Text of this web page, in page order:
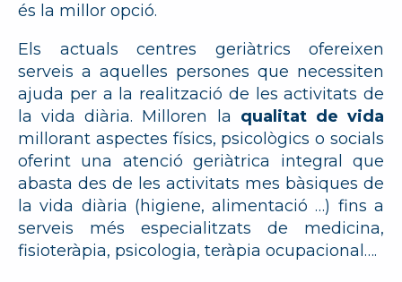
és la millor opció.
Els actuals centres geriàtrics ofereixen
serveis a aquelles persones que necessiten
ajuda per a la realització de les activitats de
la vida diària. Milloren la qualitat de vida
millorant aspectes físics, psicològics o socials
oferint una atenció geriàtrica integral que
abasta des de les activitats mes bàsiques de
la vida diària (higiene, alimentació …) fins a
serveis més especialitzats de medicina,
fisioteràpia, psicologia, teràpia ocupacional….